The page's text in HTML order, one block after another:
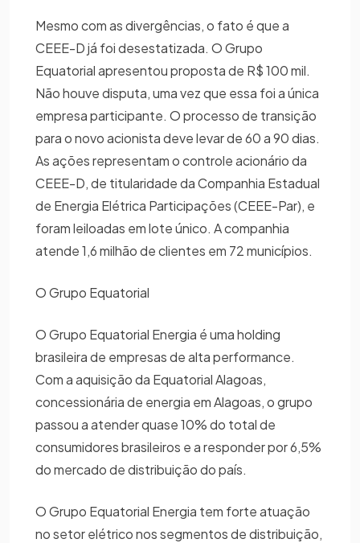
Mesmo com as divergências, o fato é que a
CEEE-D já foi desestatizada. O Grupo
Equatorial apresentou proposta de R$ 100 mil.
Não houve disputa, uma vez que essa foi a única
empresa participante. O processo de transição
para o novo acionista deve levar de 60 a 90 dias.
As ações representam o controle acionário da
CEEE-D, de titularidade da Companhia Estadual
de Energia Elétrica Participações (CEEE-Par), e
foram leiloadas em lote único. A companhia
atende 1,6 milhão de clientes em 72 municípios.
O Grupo Equatorial
O Grupo Equatorial Energia é uma holding
brasileira de empresas de alta performance.
Com a aquisição da Equatorial Alagoas,
concessionária de energia em Alagoas, o grupo
passou a atender quase 10% do total de
consumidores brasileiros e a responder por 6,5%
do mercado de distribuição do país.
O Grupo Equatorial Energia tem forte atuação
no setor elétrico nos segmentos de distribuição,